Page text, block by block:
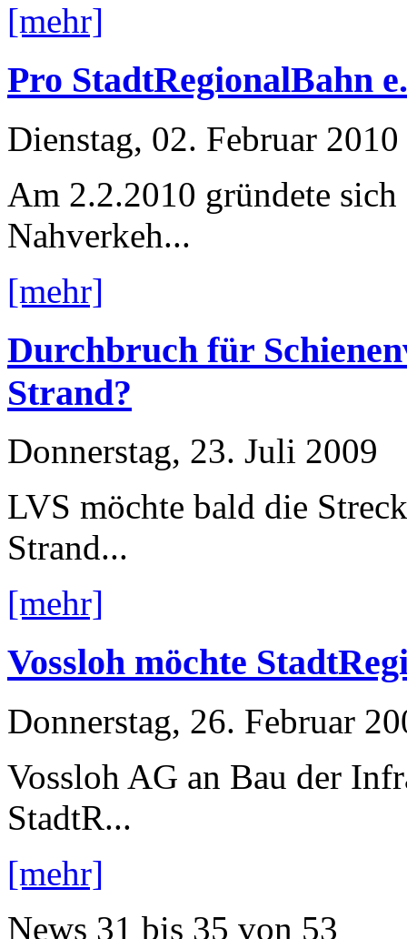
[mehr]
Pro StadtRegionalBahn
Dienstag, 02. Februar 2010
Am 2.2.2010 gründete sich
Nahverkeh...
[mehr]
Durchbruch für
Strand?
Donnerstag, 23. Juli 2009
LVS möchte bald die
Strand...
[mehr]
Vossloh möchte
Donnerstag, 26. Februar
Vossloh AG an Bau der
StadtR...
[mehr]
News 31 bis 35 von 53